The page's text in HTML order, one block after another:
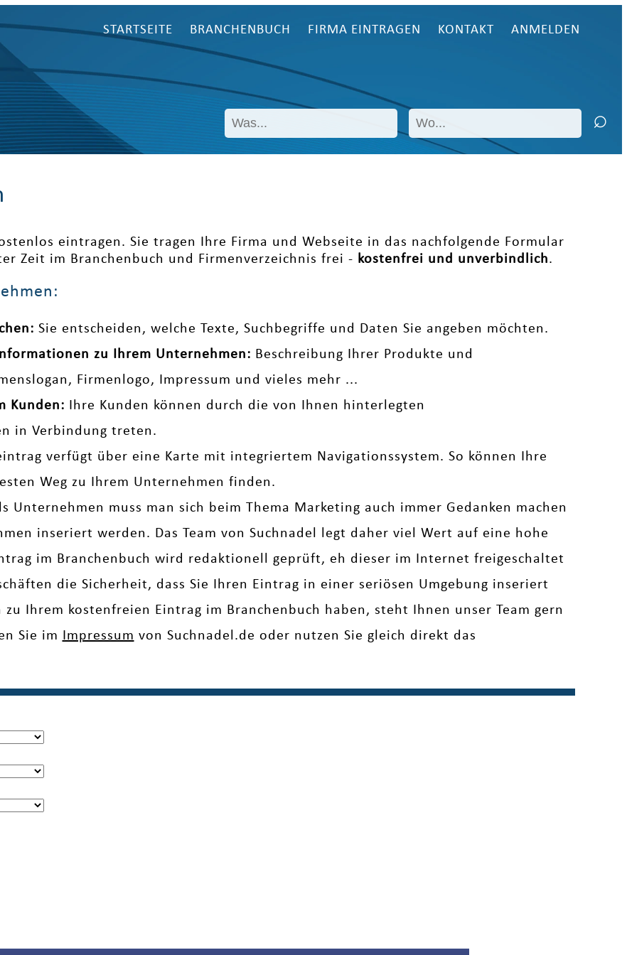
STARTSEITE BRANCHENBUCH FIRMA EINTRAGEN KONTAKT ANMELDEN
eintragen. Sie tragen Ihre Firma und Webseite in das nachfolgende Formular
Zeit im Branchenbuch und Firmenverzeichnis frei - kostenfrei und unverbindlich.
Sie entscheiden, welche Texte, Suchbegriffe und Daten Sie angeben möchten.
zu Ihrem Unternehmen: Beschreibung Ihrer Produkte und
Firmenlogo, Impressum und vieles mehr ...
Kunden: Ihre Kunden können durch die von Ihnen hinterlegten
in Verbindung treten.
verfügt über eine Karte mit integriertem Navigationssystem. So können Ihre
Weg zu Ihrem Unternehmen finden.
Unternehmen muss man sich beim Thema Marketing auch immer Gedanken machen
inseriert werden. Das Team von Suchnadel legt daher viel Wert auf eine hohe
im Branchenbuch wird redaktionell geprüft, eh dieser im Internet freigeschaltet
die Sicherheit, dass Sie Ihren Eintrag in einer seriösen Umgebung inseriert
Ihrem kostenfreien Eintrag im Branchenbuch haben, steht Ihnen unser Team gern
Sie im Impressum von Suchnadel.de oder nutzen Sie gleich direkt das